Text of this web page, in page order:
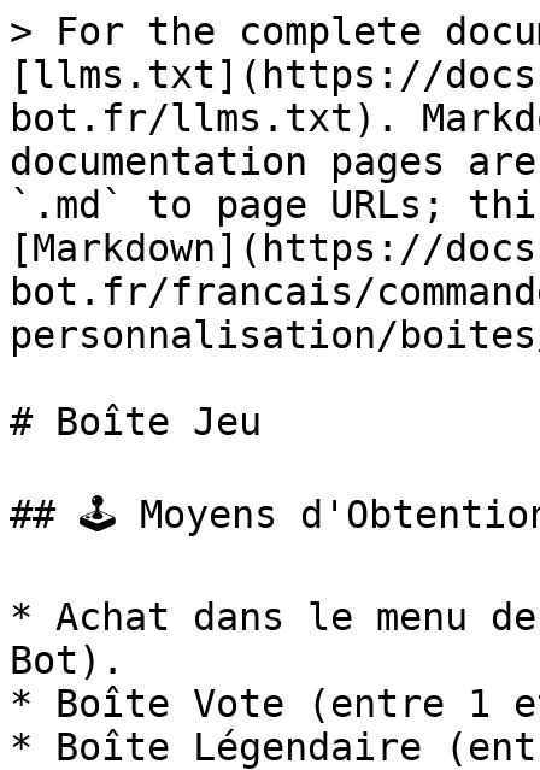
> For the complete
[llms.txt](https://
bot.fr/llms.txt).
documentation pages
`.md` to page URLs;
[Markdown](https://
bot.fr/francais/
personnalisation/
# Boîte Jeu
## 🕹️ Moyens
* Achat dans le menu
Bot).
* Boîte Vote (entre 1
* Boîte Légendaire